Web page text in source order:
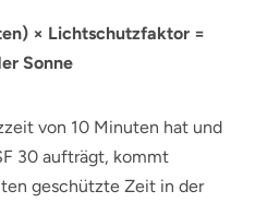
× Lichtschutzfaktor =
Sonne
von 10 Minuten hat und
30 aufträgt, kommt
geschützte Zeit in der